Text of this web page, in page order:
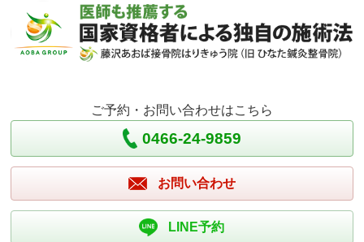
ご予約・お問い合わせはこちら
0466-24-9859
お問い合わせ
LINE予約